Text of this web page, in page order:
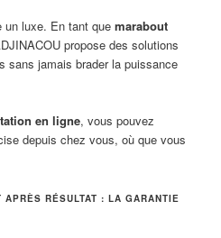
un luxe. En tant quemarabout
propose des solutions
sans jamais brader la puissance
en ligne, vous pouvez
depuis chez vous, où que vous
APRÈS RÉSULTAT : LA GARANTIE